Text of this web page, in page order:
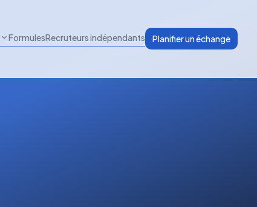
FormulesRecruteurs indépendants Planifier un échange